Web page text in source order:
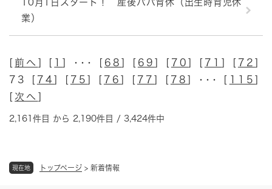
現在地 トップページ > 新着情報
10月1日スタート！ 産後パパ育休（出生時育児休
業）
前へ 1 ] ･･･ [ 68 69 70 71 72
73 [ 74 75 76 77 78 ] ･･･ [ 115
次へ
2,161件目 から 2,190件目 / 3,424件中